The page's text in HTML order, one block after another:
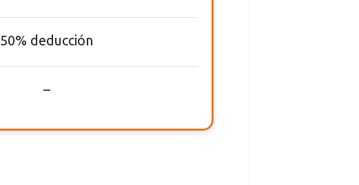
50% deducción
–